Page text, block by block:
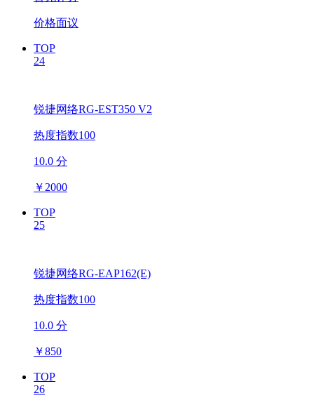
价格面议
TOP
24
锐捷网络RG-EST350 V2
热度指数100
10.0 分
￥ 2000
TOP
25
锐捷网络RG-EAP162(E)
热度指数100
10.0 分
￥850
TOP
26